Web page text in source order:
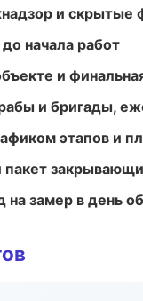
и скрытые
начала работ
и
и бригады,
этапов и
на замер в день